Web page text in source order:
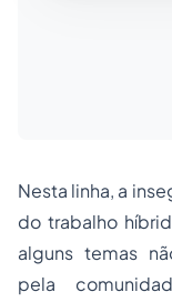
Nesta linha, a
do trabalho
alguns temas
pela